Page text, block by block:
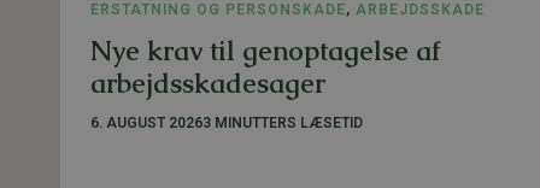
ERSTATNING OG PERSONSKADE, ARBEJDSSKADE
Nye krav til genoptagelse af
arbejdsskadesager
6. AUGUST 20263 MINUTTERS LÆSETID